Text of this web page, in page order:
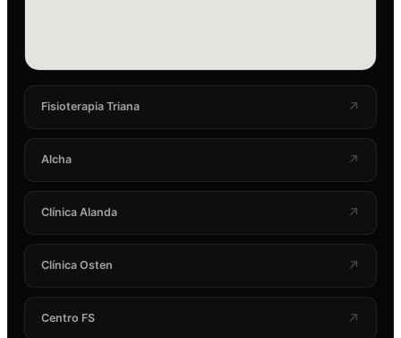
Fisioterapia Triana ↗
Alcha ↗
Clínica Alanda ↗
Clínica Osten ↗
Centro FS ↗